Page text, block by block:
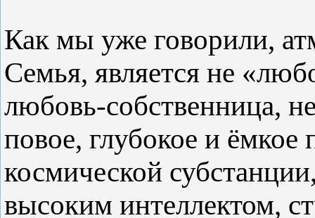
Как мы уже говорили,
Семья, является не
любовь-собственница,
повое, глубокое и
космической
высоким интеллектом,